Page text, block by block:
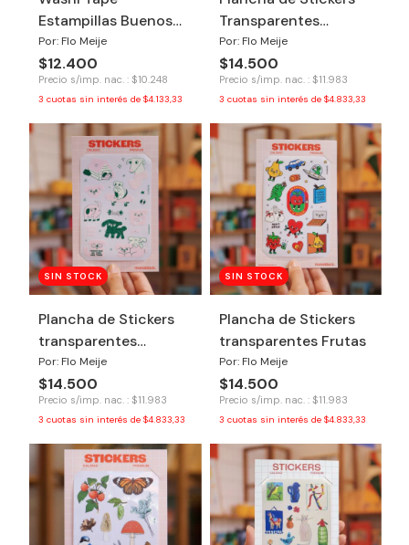
Estampillas Buenos
Aires
Por: Flo Meije
$12.400
Precio s/imp. nac. : $10.248
3 cuotas sin interés de $4.133,33
Transparentes
Riquisimo todo
Por: Flo Meije
$14.500
Precio s/imp. nac. : $11.983
3 cuotas sin interés de $4.833,33
SIN STOCK
Plancha de Stickers
transparentes
Perritos
Por: Flo Meije
$14.500
Precio s/imp. nac. : $11.983
3 cuotas sin interés de $4.833,33
SIN STOCK
Plancha de Stickers
transparentes Frutas
Por: Flo Meije
$14.500
Precio s/imp. nac. : $11.983
3 cuotas sin interés de $4.833,33